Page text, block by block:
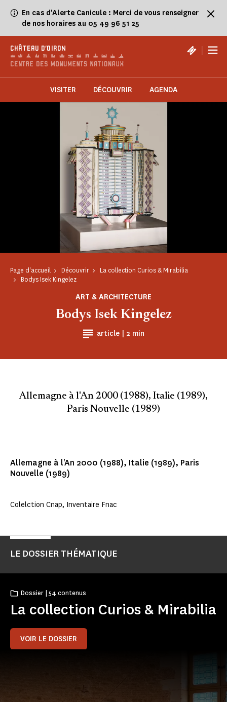
En cas d'Alerte Canicule : Merci de vous renseigner
de nos horaires au 05 49 96 51 25
CHÂTEAU D'OIRON |
VISITER DÉCOUVRIR AGENDA
Page d'accueil Découvrir
La collection Curios & Mirabilia
Bodys Isek Kingelez
ART & ARCHITECTURE
article | Temps de Lecture
2 min
Bodys Isek Kingelez
Allemagne à l'An 2000 (1988), Italie (1989),
Paris Nouvelle (1989)
Allemagne à l'An 2000 (1988), Italie (1989), Paris
Nouvelle (1989)
Colelction Cnap, Inventaire Fnac
LE DOSSIER THÉMATIQUE
La collection Curios & Mirabilia
Dossier | 54 contenus
VOIR LE DOSSIER